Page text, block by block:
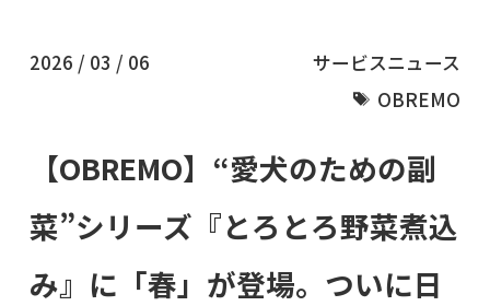
2026 / 03 / 06
サービスニュース
OBREMO
【OBREMO】“愛犬のための副
菜”シリーズ『とろとろ野菜煮込
み』に「春」が登場。ついに日